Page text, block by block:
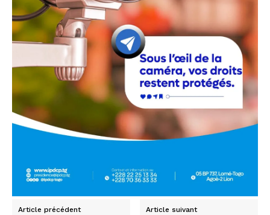
Article précédent Article suivant